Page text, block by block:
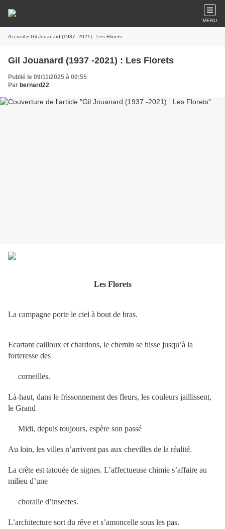
MENU
Accueil » Gil Jouanard (1937 -2021) : Les Florets
Gil Jouanard (1937 -2021) : Les Florets
Publié le 09/11/2025 à 00:55
Par bernard22
Les Florets
La campagne porte le ciel à bout de bras.
Ecartant cailloux et chardons, le chemin se hisse jusqu’à la
forteresse des
corneilles.
Là-haut, dans le frissonnement des fleurs, les couleurs jaillissent,
le Grand
Midi, depuis toujours, espère son passé
Au loin, les villes n’arrivent pas aux chevilles de la réalité.
La crête est tatouée de signes. L’affectueuse chimie s’affaire au
milieu d’une
choralie d’insectes.
L’architecture sort du rêve et s’amoncelle sous les pas.